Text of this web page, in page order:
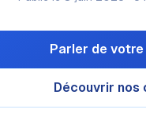
Parler de
Découvrir nos